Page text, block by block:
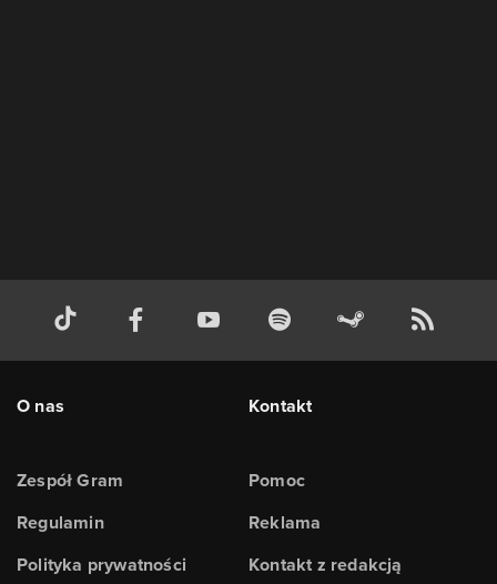
O nas
Zespół Gram
Regulamin
Polityka prywatności
Kontakt
Pomoc
Reklama
Kontakt z redakcją